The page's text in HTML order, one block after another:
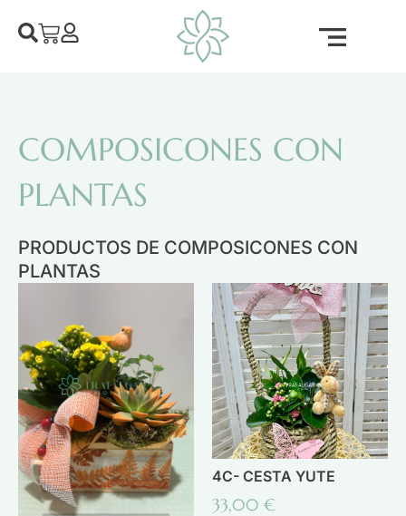
COMPOSICONES CON
PLANTAS
PRODUCTOS DE COMPOSICONES CON
PLANTAS
4C- CESTA YUTE
33,00 €